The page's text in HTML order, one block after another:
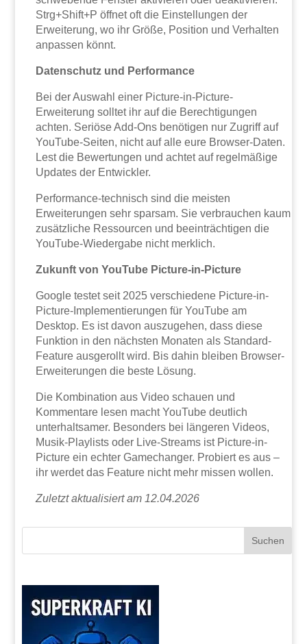
Strg+Shift+P öffnet oft die Einstellungen der
Erweiterung, wo ihr Größe, Position und Verhalten
anpassen könnt.
Datenschutz und Performance
Bei der Auswahl einer Picture-in-Picture-
Erweiterung solltet ihr auf die Berechtigungen
achten. Seriöse Add-Ons benötigen nur Zugriff auf
YouTube-Seiten, nicht auf alle eure Browser-Daten.
Lest die Bewertungen und achtet auf regelmäßige
Updates der Entwickler.
Performance-technisch sind die meisten
Erweiterungen sehr sparsam. Sie verbrauchen kaum
zusätzliche Ressourcen und beeinträchtigen die
YouTube-Wiedergabe nicht merklich.
Zukunft von YouTube Picture-in-Picture
Google testet seit 2025 verschiedene Picture-in-
Picture-Implementierungen für YouTube am
Desktop. Es ist davon auszugehen, dass diese
Funktion in den nächsten Monaten als Standard-
Feature ausgerollt wird. Bis dahin bleiben Browser-
Erweiterungen die beste Lösung.
Die Kombination aus Video schauen und
Kommentare lesen macht YouTube deutlich
unterhaltsamer. Besonders bei längeren Videos,
Musik-Playlists oder Live-Streams ist Picture-in-
Picture ein echter Gamechanger. Probiert es aus –
ihr werdet das Feature nicht mehr missen wollen.
Zuletzt aktualisiert am 12.04.2026